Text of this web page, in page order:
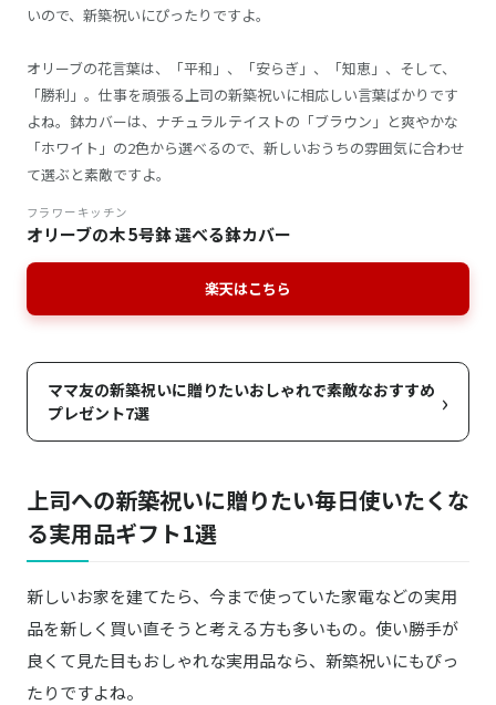
いので、新築祝いにぴったりですよ。
オリーブの花言葉は、「平和」、「安らぎ」、「知恵」、そして、
「勝利」。仕事を頑張る上司の新築祝いに相応しい言葉ばかりです
よね。鉢カバーは、ナチュラルテイストの「ブラウン」と爽やかな
「ホワイト」の2色から選べるので、新しいおうちの雰囲気に合わせ
て選ぶと素敵ですよ。
フラワーキッチン
オリーブの木 5号鉢 選べる鉢カバー
楽天はこちら
ママ友の新築祝いに贈りたいおしゃれで素敵なおすすめ
プレゼント7選
›
上司への新築祝いに贈りたい毎日使いたくな
る実用品ギフト1選
新しいお家を建てたら、今まで使っていた家電などの実用
品を新しく買い直そうと考える方も多いもの。使い勝手が
良くて見た目もおしゃれな実用品なら、新築祝いにもぴっ
たりですよね。